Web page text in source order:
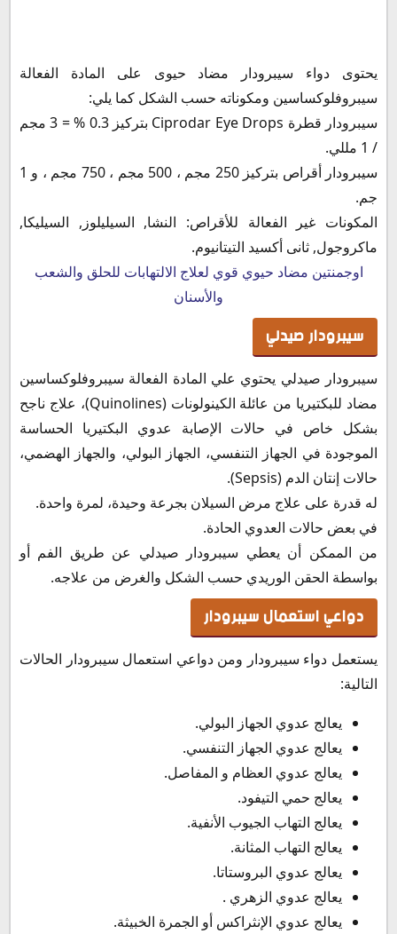
يحتوى دواء سيبرودار مضاد حيوى على المادة الفعالة
سيبروفلوكساسين ومكوناته حسب الشكل كما يلي:
سيبرودار قطرة Ciprodar Eye Drops بتركيز 0.3 % = 3 مجم
/ 1 مللي.
سيبرودار أقراص بتركيز 250 مجم ، 500 مجم ، 750 مجم ، و 1
جم.
المكونات غير الفعالة للأقراص: النشا, السيليلوز, السيليكا,
ماكروجول, ثانى أكسيد التيتانيوم.
اوجمنتين مضاد حيوي قوي لعلاج الالتهابات للحلق والشعب
والأسنان
سيبرودار صيدلي
سيبرودار صيدلي يحتوي علي المادة الفعالة سيبروفلوكساسين
مضاد للبكتيريا من عائلة الكينولونات (Quinolines)، علاج ناجح
بشكل خاص في حالات الإصابة عدوي البكتيريا الحساسة
الموجودة في الجهاز التنفسي، الجهاز البولي، والجهاز الهضمي،
حالات إنتان الدم (Sepsis).
له قدرة على علاج مرض السيلان بجرعة وحيدة، لمرة واحدة.
في بعض حالات العدوي الحادة.
من الممكن أن يعطي سيبرودار صيدلي عن طريق الفم أو
بواسطة الحقن الوريدي حسب الشكل والغرض من علاجه.
دواعي استعمال سيبرودار
يستعمل دواء سيبرودار ومن دواعي استعمال سيبرودار الحالات
التالية:
يعالج عدوي الجهاز البولي.
يعالج عدوي الجهاز التنفسي.
يعالج عدوي العظام و المفاصل.
يعالج حمي التيفود.
يعالج التهاب الجيوب الأنفية.
يعالج التهاب المثانة.
يعالج عدوي البروستاتا.
يعالج عدوي الزهري .
يعالج عدوي الإنثراكس أو الجمرة الخبيثة.